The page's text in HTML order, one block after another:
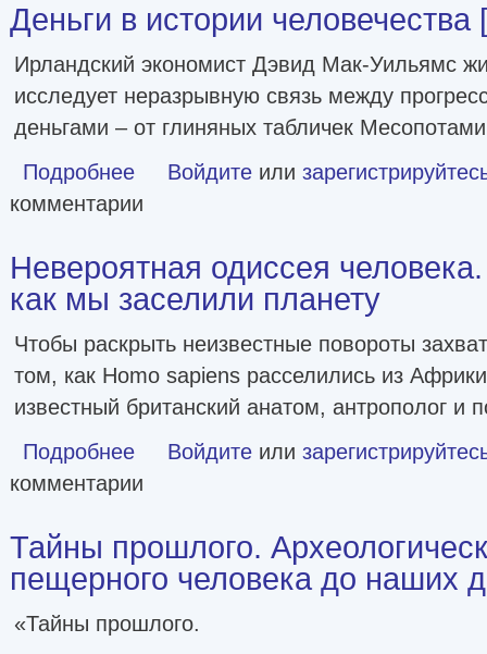
Деньги в истории человечества
Ирландский экономист Дэвид Мак-Уильямс
исследует неразрывную связь между
деньгами – от глиняных табличек
Подробнее о Деньги в истории человечества [litres]
Войдите или
комментарии
Невероятная одиссея
как мы заселили планету
Чтобы раскрыть неизвестные повороты
том, как Homo sapiens расселились из
известный британский анатом, антрополог и
Подробнее о Невероятная одиссея человека. История о том, как
Войдите или
комментарии
Тайны прошлого.
пещерного человека до наших
«Тайны прошлого.